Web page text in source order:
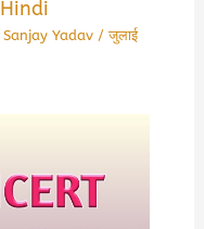
Sanjay Yadav /जुलाई